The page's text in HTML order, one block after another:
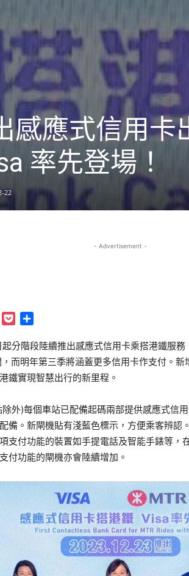
感應式信用卡
率先登場！
22
- Advertisement -
Sina
Pocket
分階段陸續推出感應式信用卡乘搭港鐵服
而明年第三季將涵蓋更多信用卡作支付。
鐵實現智慧出行的新里程。
外)每個車站已配備起碼兩部提供感應式信
備。新閘機貼有淺藍色標示，方便乘客辨認
支付功能的裝置如手提電話及智能手錶等，
付功能的閘機亦會陸續增加。